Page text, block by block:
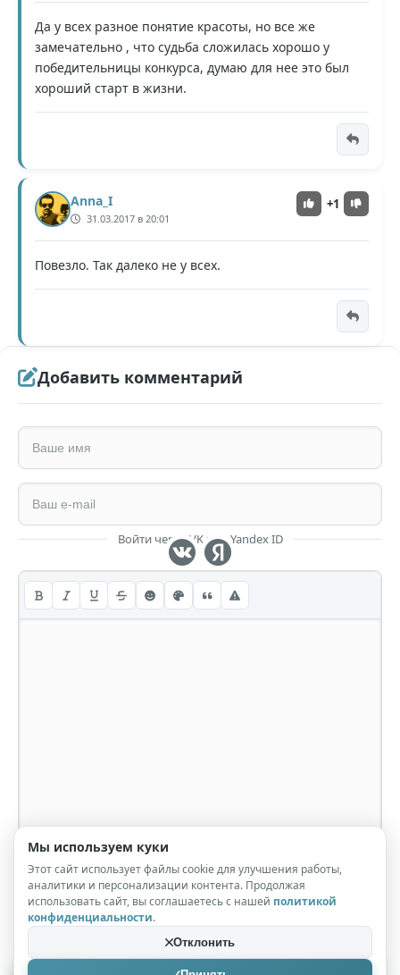
Да у всех разное понятие красоты, но все же
замечательно , что судьба сложилась хорошо у
победительницы конкурса, думаю для нее это был
хороший старт в жизни.
Anna_I
31.03.2017 в 20:01
+1
Повезло. Так далеко не у всех.
Добавить комментарий
Войти через VK или Yandex ID
Мы используем куки
Этот сайт использует файлы cookie для улучшения работы,
аналитики и персонализации контента. Продолжая
использовать сайт, вы соглашаетесь с нашей политикой
конфиденциальности.
Отклонить